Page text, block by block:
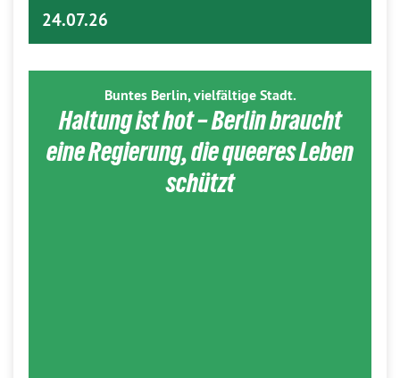
24.07.26
Buntes Berlin, vielfältige Stadt.
Haltung ist hot – Berlin braucht
eine Regierung, die queeres Leben
schützt